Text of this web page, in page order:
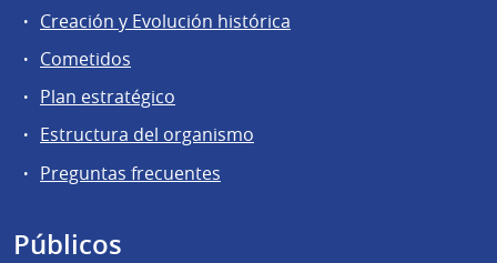
Creación y Evolución histórica
Cometidos
Plan estratégico
Estructura del organismo
Preguntas frecuentes
Públicos